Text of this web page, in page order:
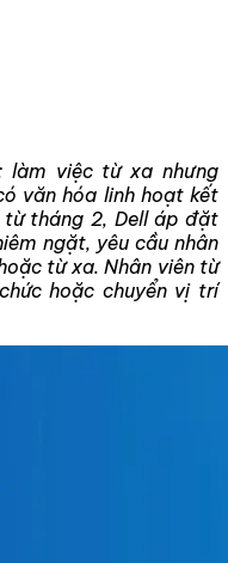
làm việc từ xa nhưng
văn hóa linh hoạt kết
tháng 2, Dell áp đặt
ngặt, yêu cầu nhân
từ xa. Nhân viên từ
hoặc chuyển vị trí